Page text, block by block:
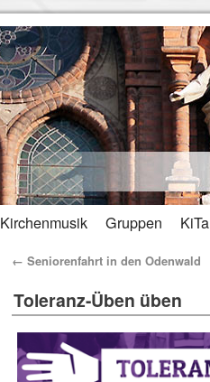
Kirchenmusik Gruppen KiTa
← Seniorenfahrt in den Odenwald
Toleranz-Üben üben